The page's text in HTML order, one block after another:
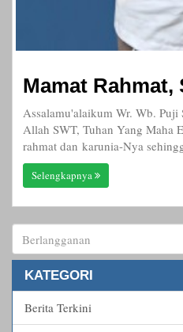
Mamat Rahmat,
Assalamu'alaikum Wr. Wb.
Allah SWT, Tuhan Yang Maha
rahmat dan karunia-Nya
Selengkapnya
KATEGORI
Berita Terkini